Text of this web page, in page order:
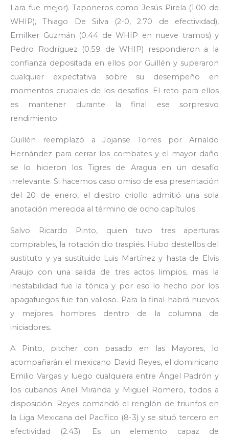
Lara fue mejor). Taponeros como Jesús Pirela (1.00 de
WHIP), Thiago De Silva (2-0, 2.70 de efectividad),
Emilker Guzmán (0.44 de WHIP en nueve tramos) y
Pedro Rodríguez (0.59 de WHIP) respondieron a la
confianza depositada en ellos por Guillén y superaron
cualquier expectativa sobre su desempeño en
momentos cruciales de los desafíos. El reto para ellos
es mantener durante la final ese sorpresivo
rendimiento.
Guillén reemplazó a Jojanse Torres por Arnaldo
Hernández para cerrar los combates y el mayor daño
se lo hicieron los Tigres de Aragua en un desafío
irrelevante. Si hacemos caso omiso de esa presentación
del 20 de enero, el diestro criollo admitió una sola
anotación merecida al término de ocho capítulos.
Salvo Ricardo Pinto, quien tuvo tres aperturas
comprables, la rotación dio traspiés. Hubo destellos del
sustituto y ya sustituido Luis Martínez y hasta de Elvis
Araujo con una salida de tres actos limpios, mas la
inestabilidad fue la tónica y por eso lo hecho por los
apagafuegos fue tan valioso. Para la final habrá nuevos
y mejores hombres dentro de la columna de
iniciadores.
A Pinto, pitcher con pasado en las Mayores, lo
acompañarán el mexicano David Reyes, el dominicano
Emilio Vargas y luego cualquiera entre Ángel Padrón y
los cubanos Ariel Miranda y Miguel Romero, todos a
disposición. Reyes comandó el renglón de triunfos en
la Liga Mexicana del Pacífico (8-3) y se situó tercero en
efectividad (2.43). Es un elemento capaz de